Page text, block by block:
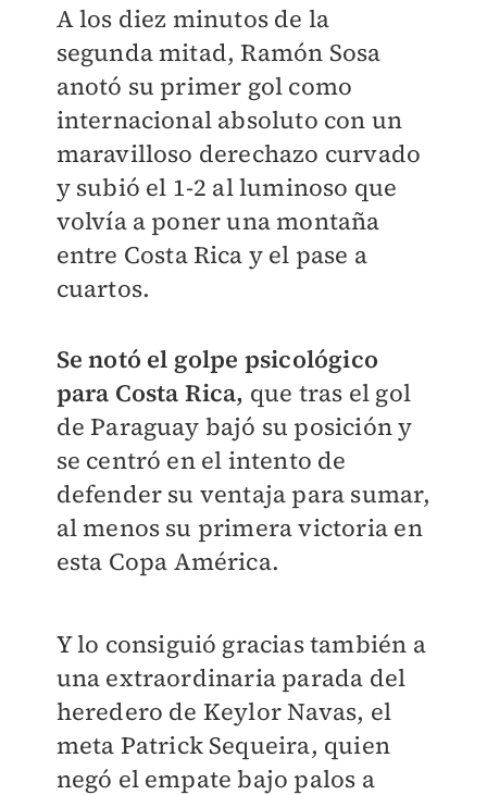
A los diez minutos de la
segunda mitad, Ramón Sosa
anotó su primer gol como
internacional absoluto con un
maravilloso derechazo curvado
y subió el 1-2 al luminoso que
volvía a poner una montaña
entre Costa Rica y el pase a
cuartos.
Se notó el golpe psicológico
para Costa Rica, que tras el gol
de Paraguay bajó su posición y
se centró en el intento de
defender su ventaja para sumar,
al menos su primera victoria en
esta Copa América.
Y lo consiguió gracias también a
una extraordinaria parada del
heredero de Keylor Navas, el
meta Patrick Sequeira, quien
negó el empate bajo palos a